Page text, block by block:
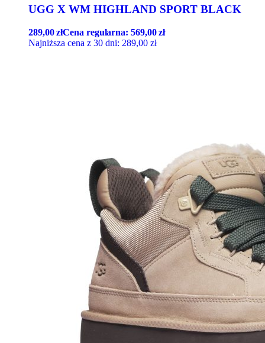
UGG X WM HIGHLAND SPORT BLACK
289,00złCena regularna:569,00zł
Najniższa cena z 30 dni: 289,00 zł